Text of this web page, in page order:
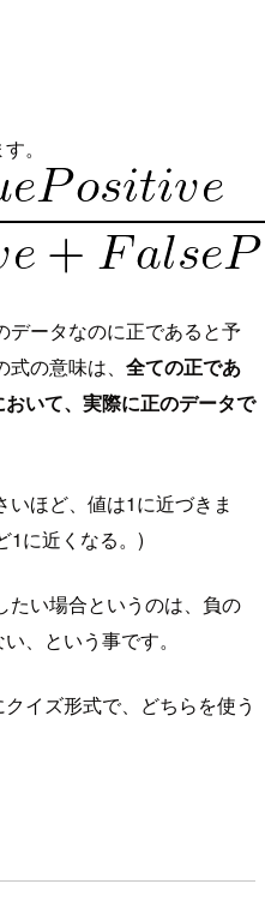
。
データなのに正であると予
の意味は、 全ての正であ
いて、実際に正のデータで
ほど、値は1に近づきま
1に近くなる。)
たい場合というのは、負の
、という事です。
イズ形式で、どちらを使う